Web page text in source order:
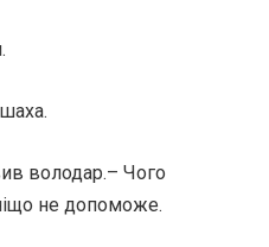
володар.– Чого
не допоможе.